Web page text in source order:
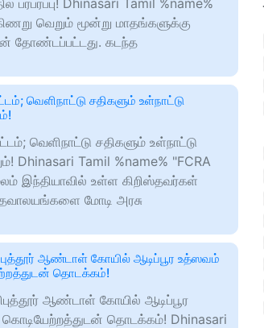
பரபரப்பு! Dhinasari Tamil %name%
வெறும் மூன்று மாதங்களுக்கு
தோண்டப்பட்டது. கடந்த
வெளிநாட்டு சதிகளும் உள்நாட்டு
வெளிநாட்டு சதிகளும் உள்நாட்டு
Dhinasari Tamil %name% "FCRA
இந்தியாவில் உள்ள கிறிஸ்தவர்கள்
மோடி அரசு
ஆண்டாள் கோயில் ஆடிப்பூர உத்ஸவம்
தொடக்கம்!
ஆண்டாள் கோயில் ஆடிப்பூர
தொடக்கம்! Dhinasari